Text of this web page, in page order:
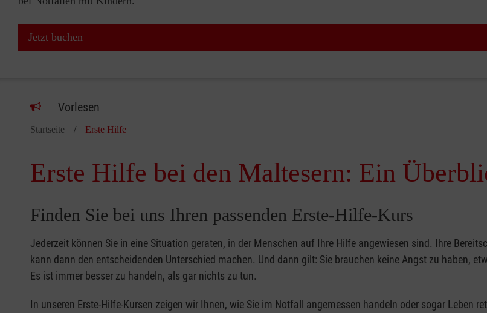
Jetzt buchen
Vorlesen
Startseite Erste Hilfe
Erste Hilfe bei den Maltesern: Ein
Finden Sie bei uns Ihren passenden Erste-Hilfe-Kurs
Jederzeit können Sie in eine Situation geraten, in der Menschen auf Ihre Hilfe angewiesen sind. Ihre
kann dann den entscheidenden Unterschied machen. Und dann gilt: Sie brauchen keine Angst zu haben,
Es ist immer besser zu handeln, als gar nichts zu tun.
In unseren Erste-Hilfe-Kursen zeigen wir Ihnen, wie Sie im Notfall angemessen handeln oder sogar Leben